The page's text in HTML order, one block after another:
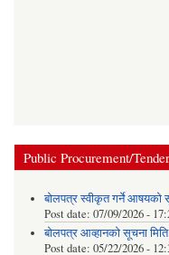
Public Procurement/
बोलपत्र स्वीकृत गर्ने आषयको
Post date: 07/09/2026 -
बोलपत्र आव्हानको सूचना
Post date: 05/22/2026 -